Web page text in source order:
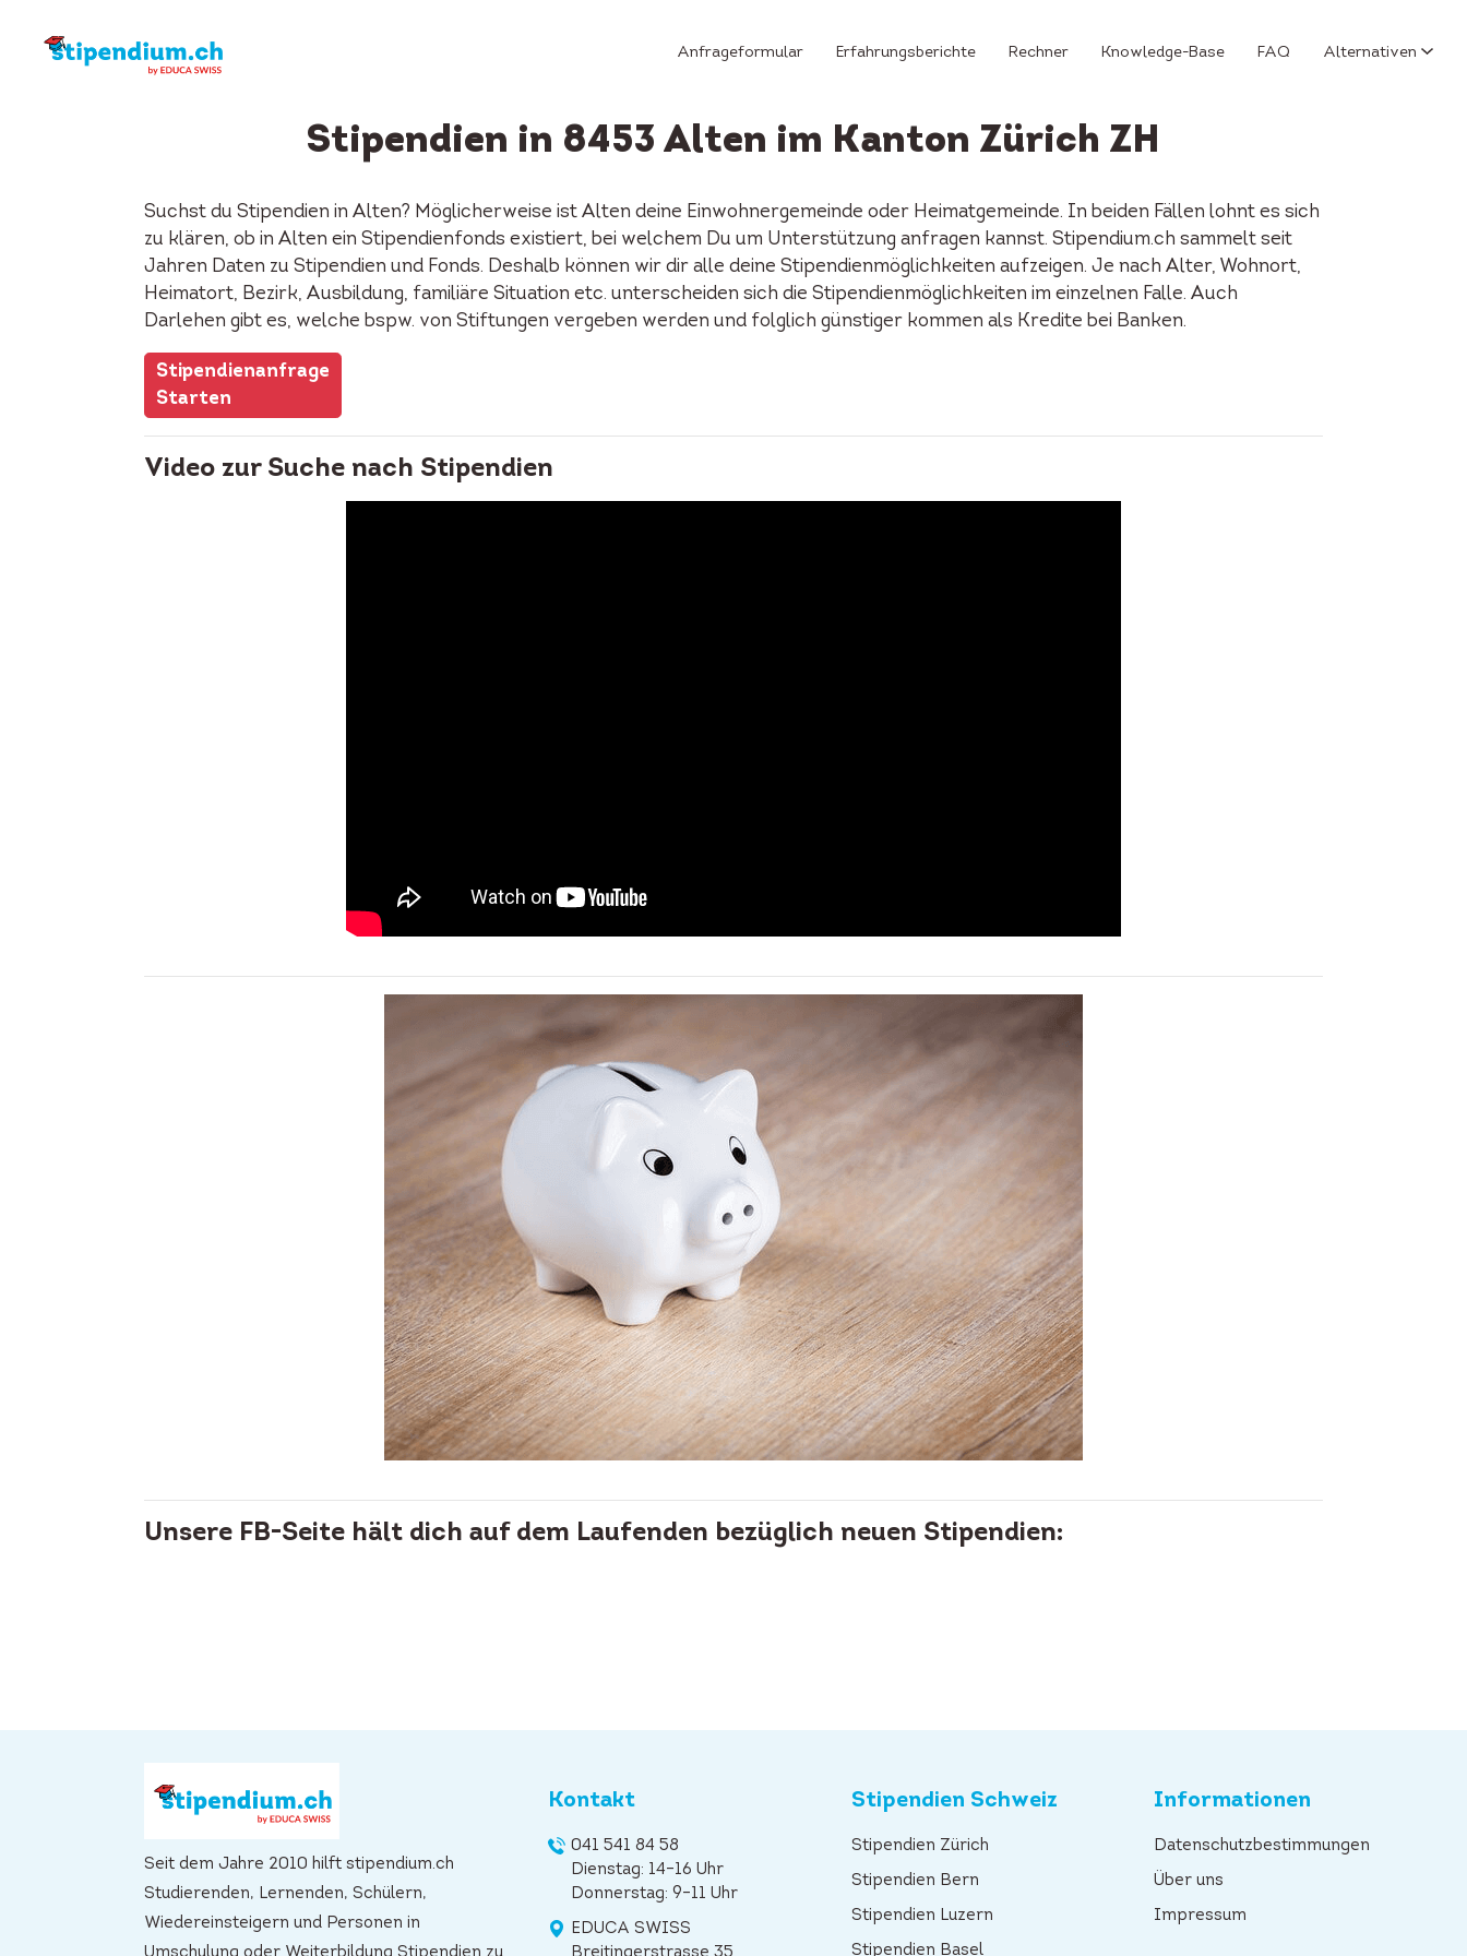
Anfrageformular Erfahrungsberichte Rechner Knowledge-Base FAQ Alternativen
Stipendien in 8453 Alten im Kanton Zürich ZH
Suchst du Stipendien in Alten? Möglicherweise ist Alten deine Einwohnergemeinde oder Heimatgemeinde. In beiden Fällen lohnt es sich
zu klären, ob in Alten ein Stipendienfonds existiert, bei welchem Du um Unterstützung anfragen kannst. Stipendium.ch sammelt seit
Jahren Daten zu Stipendien und Fonds. Deshalb können wir dir alle deine Stipendienmöglichkeiten aufzeigen. Je nach Alter, Wohnort,
Heimatort, Bezirk, Ausbildung, familiäre Situation etc. unterscheiden sich die Stipendienmöglichkeiten im einzelnen Falle. Auch
Darlehen gibt es, welche bspw. von Stiftungen vergeben werden und folglich günstiger kommen als Kredite bei Banken.
Stipendienanfrage
Starten
Video zur Suche nach Stipendien
Unsere FB-Seite hält dich auf dem Laufenden bezüglich neuen Stipendien:
Seit dem Jahre 2010 hilft stipendium.ch
Studierenden, Lernenden, Schülern,
Wiedereinsteigern und Personen in
Kontakt
041 541 84 58
Dienstag: 14–16 Uhr
Donnerstag: 9–11 Uhr
EDUCA SWISS
Stipendien Schweiz
Stipendien Zürich
Stipendien Bern
Stipendien Luzern
Stipendien Basel
Informationen
Datenschutzbestimmungen
Über uns
Impressum